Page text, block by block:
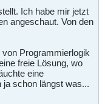
Ich habe mir jetzt
angeschaut. Von den
Programmierlogik
freie Lösung, wo
eine
schon längst was...